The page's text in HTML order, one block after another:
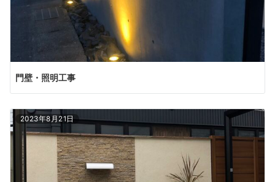
門壁・照明工事
2023年8月21日